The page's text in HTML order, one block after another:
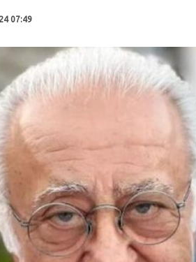
07:49